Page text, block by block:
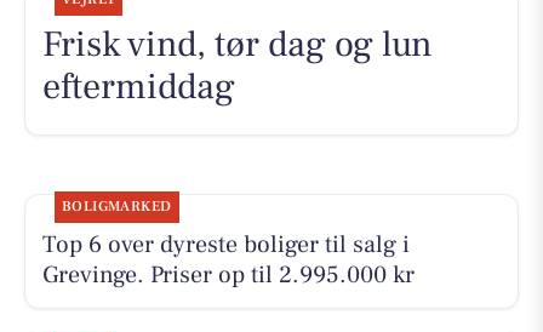
Frisk vind, tør dag og lun
eftermiddag
BOLIGMARKED
Top 6 over dyreste boliger til salg i
Grevinge. Priser op til 2.995.000 kr